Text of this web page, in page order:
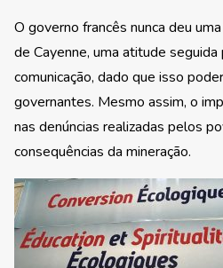
O governo francês nunca deu
de Cayenne, uma atitude
comunicação, dado que isso
governantes. Mesmo assim, o
nas denúncias realizadas pelos
consequências da mineração.